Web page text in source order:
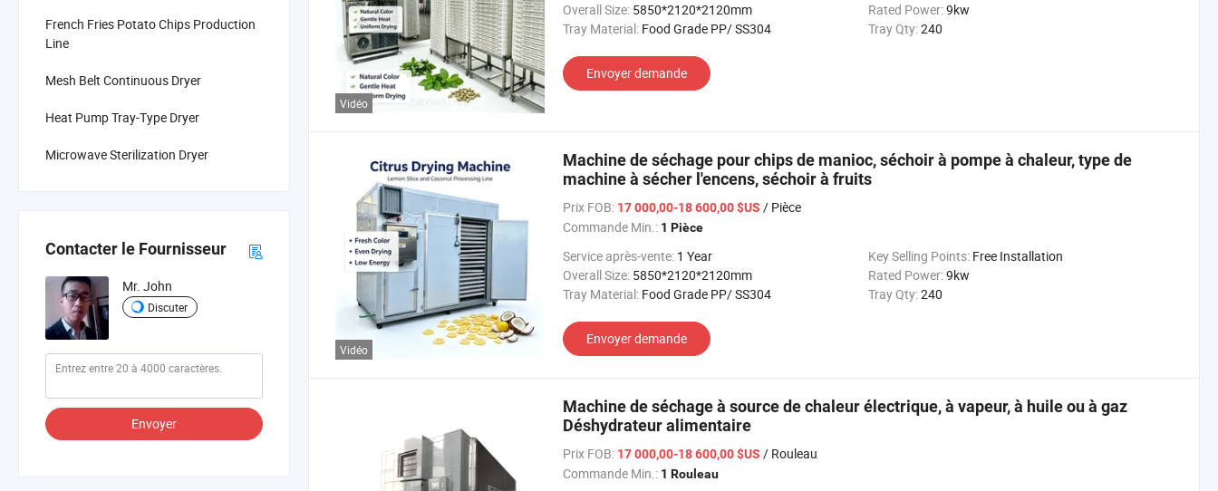
French Fries Potato Chips Production
Line
Mesh Belt Continuous Dryer
Heat Pump Tray-Type Dryer
Microwave Sterilization Dryer
Contacter le Fournisseur
Mr. John
Discuter
Envoyer
Vidéo
Overall Size: 5850*2120*2120mm Rated Power:9kw
Tray Material: Food Grade PP/ SS304 Tray Qty:240
Envoyer demande
Vidéo
Machine de séchage pour chips de manioc, séchoir à pompe à chaleur, type de
machine à sécher l'encens, séchoir à fruits
Prix FOB: 17 000,00-18 600,00 $US / Pièce
Commande Min.: 1 Pièce
Service après-vente: 1 Year Key Selling Points: Free Installation
Overall Size: 5850*2120*2120mm Rated Power:9kw
Tray Material: Food Grade PP/ SS304 Tray Qty:240
Envoyer demande
Machine de séchage à source de chaleur électrique, à vapeur, à huile ou à gaz
Déshydrateur alimentaire
Prix FOB: 17 000,00-18 600,00 $US / Rouleau
Commande Min.: 1 Rouleau